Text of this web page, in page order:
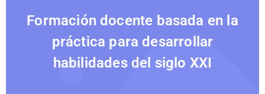
Formación docente basada en la
práctica para desarrollar
habilidades del siglo XXI